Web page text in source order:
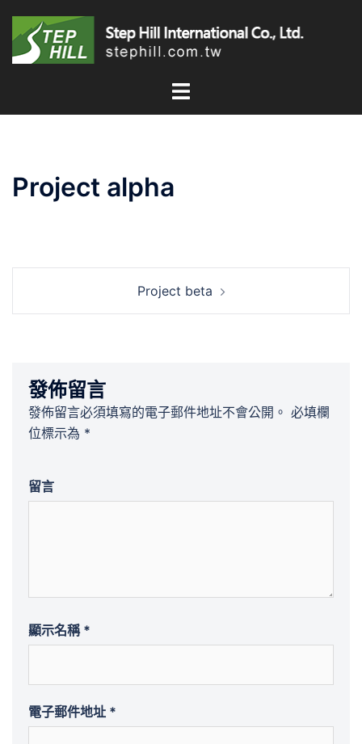
容
Project alpha
Project beta
發佈留言
發佈留言必須填寫的電子郵件地址不會公開。 必填欄
位標示為 *
留言
顯示名稱 *
電子郵件地址 *